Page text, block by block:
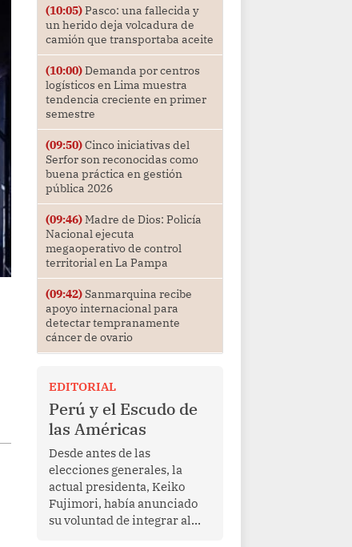
(10:05)Pasco: una fallecida y
un herido deja volcadura de
camión que transportaba aceite
(10:00)Demanda por centros
logísticos en Lima muestra
tendencia creciente en primer
semestre
(09:50)Cinco iniciativas del
Serfor son reconocidas como
buena práctica en gestión
pública 2026
(09:46)Madre de Dios: Policía
Nacional ejecuta
megaoperativo de control
territorial en La Pampa
(09:42)Sanmarquina recibe
apoyo internacional para
detectar tempranamente
cáncer de ovario
EDITORIAL
Perú y el Escudo de
las Américas
Desde antes de las
elecciones generales, la
actual presidenta, Keiko
Fujimori, había anunciado
su voluntad de integrar al